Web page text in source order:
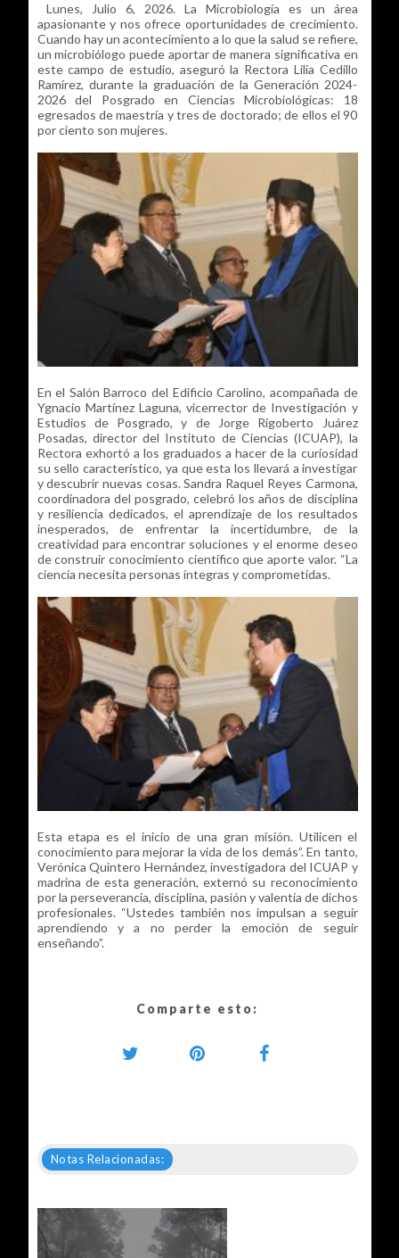
Lunes, Julio 6, 2026. La Microbiología es un área
apasionante y nos ofrece oportunidades de crecimiento.
Cuando hay un acontecimiento a lo que la salud se refiere,
un microbiólogo puede aportar de manera significativa en
este campo de estudio, aseguró la Rectora Lilia Cedillo
Ramírez, durante la graduación de la Generación 2024-
2026 del Posgrado en Ciencias Microbiológicas: 18
egresados de maestría y tres de doctorado; de ellos el 90
por ciento son mujeres.
En el Salón Barroco del Edificio Carolino, acompañada de
Ygnacio Martínez Laguna, vicerrector de Investigación y
Estudios de Posgrado, y de Jorge Rigoberto Juárez
Posadas, director del Instituto de Ciencias (ICUAP), la
Rectora exhortó a los graduados a hacer de la curiosidad
su sello característico, ya que esta los llevará a investigar
y descubrir nuevas cosas. Sandra Raquel Reyes Carmona,
coordinadora del posgrado, celebró los años de disciplina
y resiliencia dedicados, el aprendizaje de los resultados
inesperados, de enfrentar la incertidumbre, de la
creatividad para encontrar soluciones y el enorme deseo
de construir conocimiento científico que aporte valor. “La
ciencia necesita personas íntegras y comprometidas.
Esta etapa es el inicio de una gran misión. Utilicen el
conocimiento para mejorar la vida de los demás”. En tanto,
Verónica Quintero Hernández, investigadora del ICUAP y
madrina de esta generación, externó su reconocimiento
por la perseverancia, disciplina, pasión y valentía de dichos
profesionales. “Ustedes también nos impulsan a seguir
aprendiendo y a no perder la emoción de seguir
enseñando”.
Comparte esto:
Notas Relacionadas: